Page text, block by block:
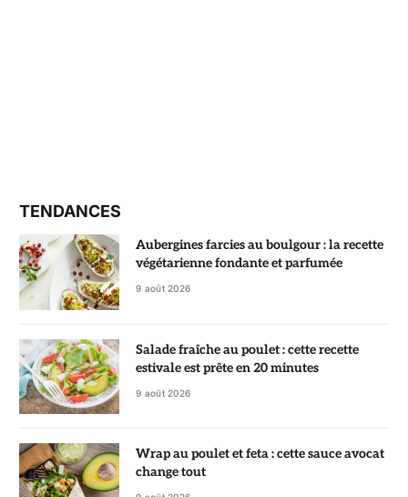
TENDANCES
Aubergines farcies au boulgour : la recette
végétarienne fondante et parfumée
9 août 2026
Salade fraîche au poulet : cette recette
estivale est prête en 20 minutes
9 août 2026
Wrap au poulet et feta : cette sauce avocat
change tout